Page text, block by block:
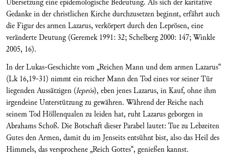
Gedanke in der christlichen Kirche durchzusetzen beginnt, erfährt auch
die Figur des armen Lazarus, verkörpert durch den Leprösen, eine
veränderte Deutung (Geremek 1991: 32; Schelberg 2000: 147; Winkle
2005, 16).
In der Lukas-Geschichte vom „Reichen Mann und dem armen Lazarus“
(Lk 16,19-31) nimmt ein reicher Mann den Tod eines vor seiner Tür
liegenden Aussätzigen (leprós), eben jenes Lazarus, in Kauf, ohne ihm
irgendeine Unterstützung zu gewähren. Während der Reiche nach
seinem Tod Höllenqualen zu leiden hat, ruht Lazarus geborgen in
Abrahams Schoß. Die Botschaft dieser Parabel lautet: Tue zu Lebzeiten
Gutes den Armen, damit du im Jenseits entsühnt bist, also das Heil des
Himmels, das versprochene „Reich Gottes“, genießen kannst.